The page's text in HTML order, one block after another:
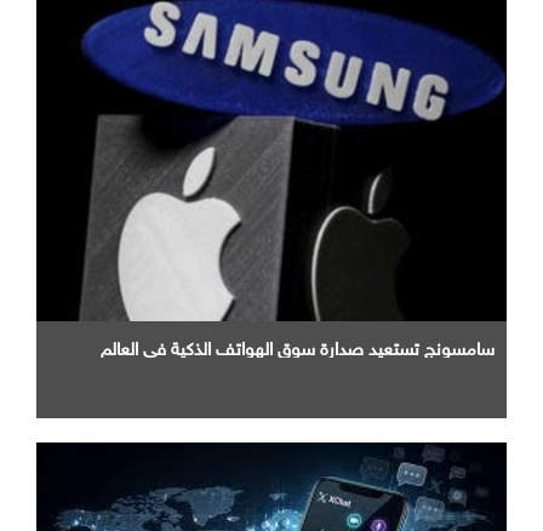
سامسونج تستعيد صدارة سوق الهواتف الذكية في العالم